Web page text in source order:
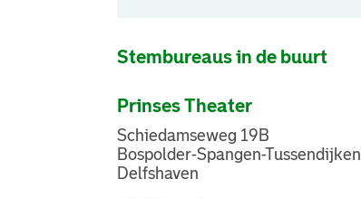
Stembureaus in de buurt
Prinses Theater
Schiedamseweg 19B
Bospolder-Spangen-Tussendijken
Delfshaven